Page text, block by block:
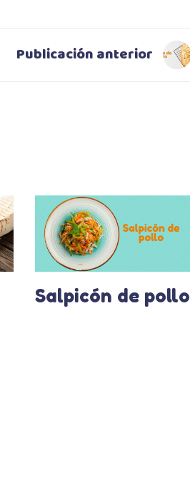
Publicación anterior
Salpicón de pollo